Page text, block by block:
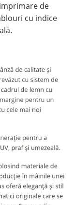
de
cu indice